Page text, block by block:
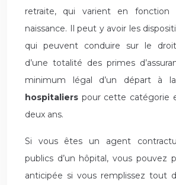
retraite, qui varient en fonction
naissance. Il peut y avoir les
qui peuvent conduire sur le
d’une totalité des primes
minimum légal d’un départ à
hospitaliers pour cette catégorie
deux ans.
Si vous êtes un agent
publics d’un hôpital, vous pouvez
anticipée si vous remplissez tout